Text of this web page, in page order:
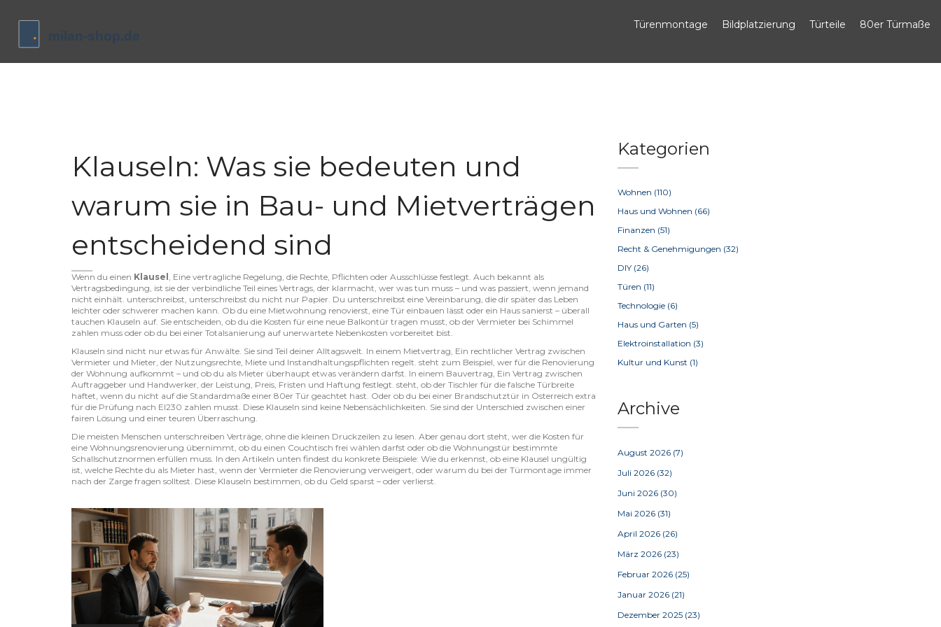
Türenmontage Bildplatzierung Türteile 80er Türmaße
Klauseln: Was sie bedeuten und
warum sie in Bau- und Mietverträgen
entscheidend sind
Wenn du einen Klausel , Eine vertragliche Regelung, die Rechte, Pflichten oder Ausschlüsse festlegt. Auch bekannt als
Vertragsbedingung, ist sie der verbindliche Teil eines Vertrags, der klarmacht, wer was tun muss – und was passiert, wenn jemand
nicht einhält. unterschreibst, unterschreibst du nicht nur Papier. Du unterschreibst eine Vereinbarung, die dir später das Leben
leichter oder schwerer machen kann. Ob du eine Mietwohnung renovierst, eine Tür einbauen lässt oder ein Haus sanierst – überall
tauchen Klauseln auf. Sie entscheiden, ob du die Kosten für eine neue Balkontür tragen musst, ob der Vermieter bei Schimmel
zahlen muss oder ob du bei einer Totalsanierung auf unerwartete Nebenkosten vorbereitet bist.
Klauseln sind nicht nur etwas für Anwälte. Sie sind Teil deiner Alltagswelt. In einem Mietvertrag, Ein rechtlicher Vertrag zwischen
Vermieter und Mieter, der Nutzungsrechte, Miete und Instandhaltungspflichten regelt. steht zum Beispiel, wer für die Renovierung
der Wohnung aufkommt – und ob du als Mieter überhaupt etwas verändern darfst. In einem Bauvertrag, Ein Vertrag zwischen
Auftraggeber und Handwerker, der Leistung, Preis, Fristen und Haftung festlegt. steht, ob der Tischler für die falsche Türbreite
haftet, wenn du nicht auf die Standardmaße einer 80er Tür geachtet hast. Oder ob du bei einer Brandschutztür in Österreich extra
für die Prüfung nach EI230 zahlen musst. Diese Klauseln sind keine Nebensächlichkeiten. Sie sind der Unterschied zwischen einer
fairen Lösung und einer teuren Überraschung.
Die meisten Menschen unterschreiben Verträge, ohne die kleinen Druckzeilen zu lesen. Aber genau dort steht, wer die Kosten für
eine Wohnungsrenovierung übernimmt, ob du einen Couchtisch frei wählen darfst oder ob die Wohnungstür bestimmte
Schallschutznormen erfüllen muss. In den Artikeln unten findest du konkrete Beispiele: Wie du erkennst, ob eine Klausel ungültig
ist, welche Rechte du als Mieter hast, wenn der Vermieter die Renovierung verweigert, oder warum du bei der Türmontage immer
nach der Zarge fragen solltest. Diese Klauseln bestimmen, ob du Geld sparst – oder verlierst.
Kategorien
Wohnen (110)
Haus und Wohnen (66)
Finanzen (51)
Recht & Genehmigungen (32)
DIY (26)
Türen (11)
Technologie (6)
Haus und Garten (5)
Elektroinstallation (3)
Kultur und Kunst (1)
Archive
August 2026 (7)
Juli 2026 (32)
Juni 2026 (30)
Mai 2026 (31)
April 2026 (26)
März 2026 (23)
Februar 2026 (25)
Januar 2026 (21)
Dezember 2025 (23)